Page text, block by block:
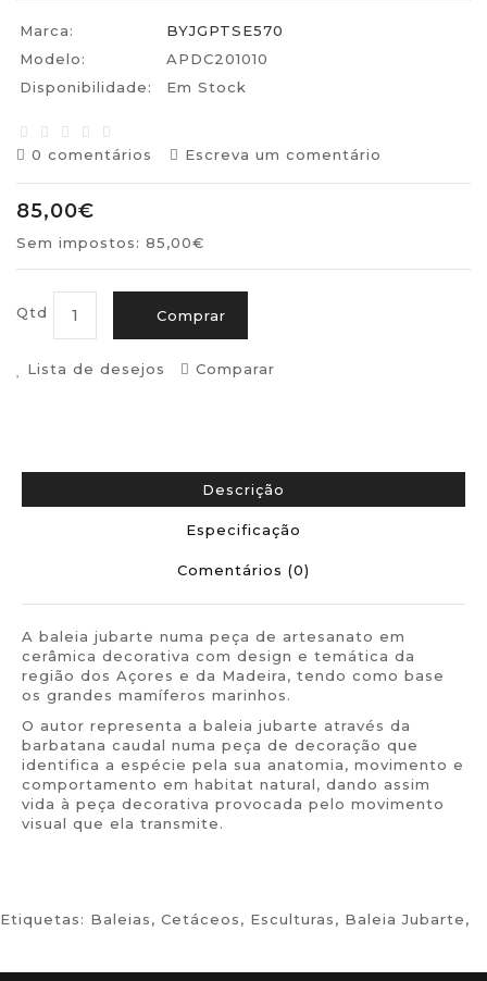
Marca:
BYJGPTSE570
Modelo:
APDC201010
Disponibilidade:
Em Stock
0 comentários Escreva um comentário
85,00€
Sem impostos: 85,00€
Qtd Comprar
Lista de desejos Comparar
Descrição
Especificação
Comentários (0)
A baleia jubarte numa peça de artesanato em
cerâmica decorativa com design e temática da
região dos Açores e da Madeira, tendo como base
os grandes mamíferos marinhos.
O autor representa a baleia jubarte através da
barbatana caudal numa peça de decoração que
identifica a espécie pela sua anatomia, movimento e
comportamento em habitat natural, dando assim
vida à peça decorativa provocada pelo movimento
visual que ela transmite.
Etiquetas: Baleias, Cetáceos, Esculturas, Baleia Jubarte,